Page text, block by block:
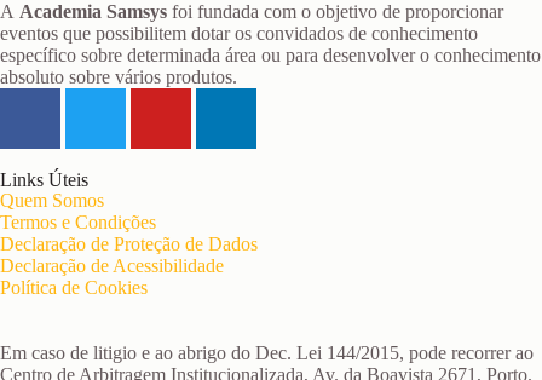
A Academia Samsys foi fundada com o objetivo de proporcionar
eventos que possibilitem dotar os convidados de conhecimento
específico sobre determinada área ou para desenvolver o conhecimento
absoluto sobre vários produtos.
Links Úteis
Quem Somos
Termos e Condições
Declaração de Proteção de Dados
Declaração de Acessibilidade
Política de Cookies
Em caso de litigio e ao abrigo do Dec. Lei 144/2015, pode recorrer ao
Centro de Arbitragem Institucionalizada, Av. da Boavista 2671, Porto.